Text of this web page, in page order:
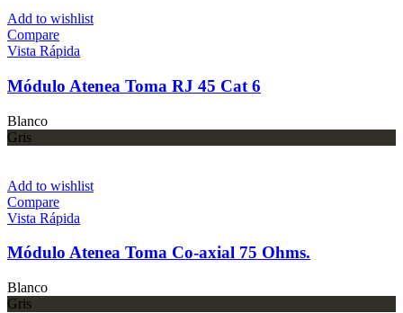
Add to wishlist
Compare
Vista Rápida
Módulo Atenea Toma RJ 45 Cat 6
Blanco
Gris
Add to wishlist
Compare
Vista Rápida
Módulo Atenea Toma Co-axial 75 Ohms.
Blanco
Gris